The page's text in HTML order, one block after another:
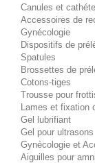
Canules et
Accessoires de
Gynécologie
Dispositifs de
Spatules
Brossettes de
Cotons-tiges
Trousse pour
Lames et fixation
Gel lubrifiant
Gel pour ultrasons
Gynécologie et
Aiguilles pour